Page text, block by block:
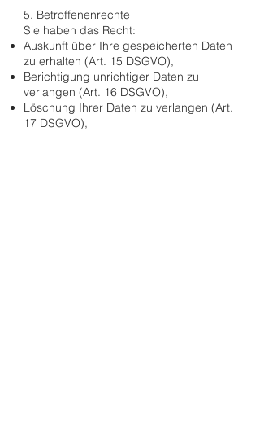
5. Betroffenenrechte
Sie haben das Recht:
Auskunft über Ihre gespeicherten Daten
zu erhalten (Art. 15 DSGVO),
Berichtigung unrichtiger Daten zu
verlangen (Art. 16 DSGVO),
Löschung Ihrer Daten zu verlangen (Art.
17 DSGVO),